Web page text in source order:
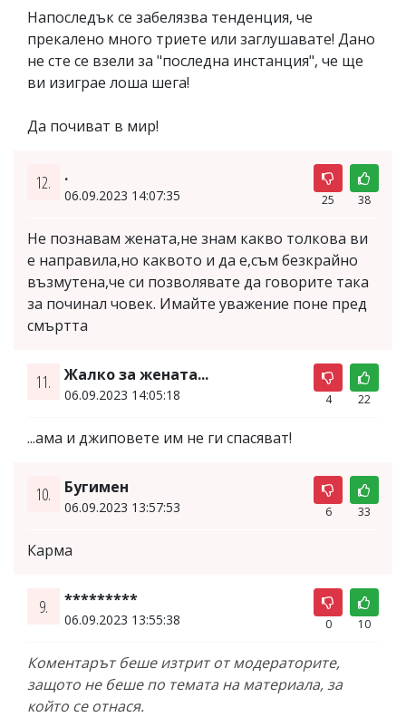
Напоследък се забелязва тенденция, че
прекалено много триете или заглушавате! Дано
не сте се взели за "последна инстанция", че ще
ви изиграе лоша шега!
Да почиват в мир!
12. .
06.09.2023 14:07:35 25 38
Не познавам жената,не знам какво толкова ви
е направила,но каквото и да е,съм безкрайно
възмутена,че си позволявате да говорите така
за починал човек. Имайте уважение поне пред
смъртта
11. Жалко за жената...
06.09.2023 14:05:18 4 22
...ама и джиповете им не ги спасяват!
10. Бугимен
06.09.2023 13:57:53 6 33
Карма
9. *********
06.09.2023 13:55:38 0 10
Коментарът беше изтрит от модераторите,
защото не беше по темата на материала, за
който се отнася.